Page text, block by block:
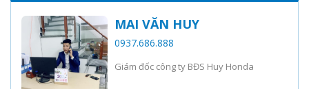
MAI VĂN HUY
0937.686.888
Giám đốc công ty BĐS Huy Honda